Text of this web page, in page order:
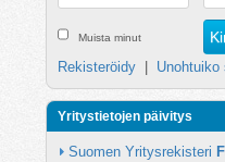
Muista minut
Rekisteröidy Unohtuiko
Yritystietojen päivitys
Suomen Yritysrekisteri